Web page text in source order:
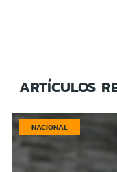
ARTÍCULOS
NACIONAL